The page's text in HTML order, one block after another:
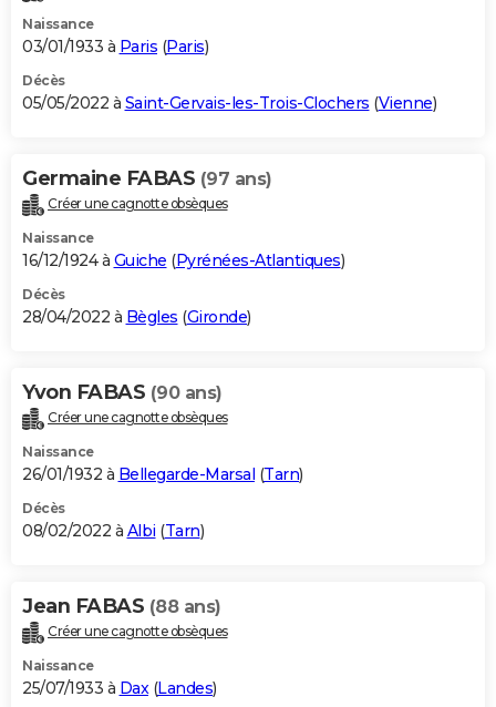
Naissance
03/01/1933 à Paris (Paris)
Décès
05/05/2022 à Saint-Gervais-les-Trois-Clochers (Vienne)
Germaine FABAS (97 ans)
Créer une cagnotte obsèques
Naissance
16/12/1924 à Guiche (Pyrénées-Atlantiques)
Décès
28/04/2022 à Bègles (Gironde)
Yvon FABAS (90 ans)
Créer une cagnotte obsèques
Naissance
26/01/1932 à Bellegarde-Marsal (Tarn)
Décès
08/02/2022 à Albi (Tarn)
Jean FABAS (88 ans)
Créer une cagnotte obsèques
Naissance
25/07/1933 à Dax(Landes)